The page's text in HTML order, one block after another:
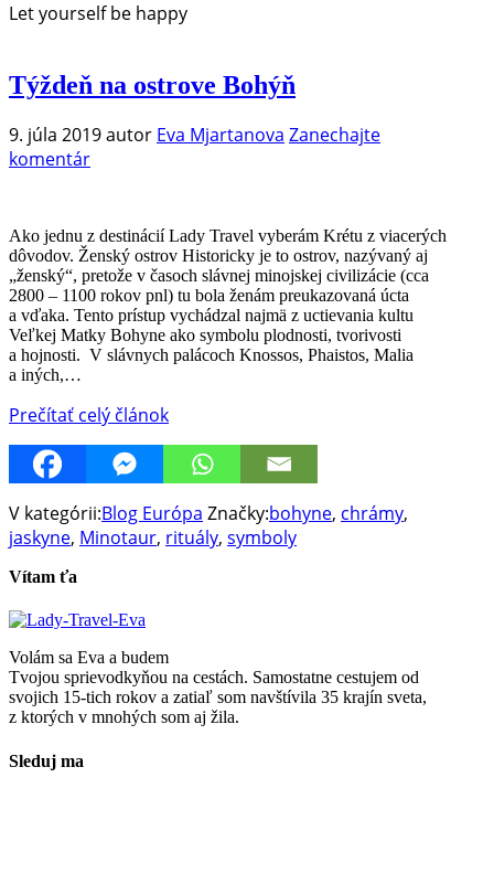
Let yourself be happy
Týždeň na ostrove Bohýň
9. júla 2019autor Eva Mjartanova Zanechajte
komentár
Ako jednu z destinácií Lady Travel vyberám Krétu z viacerých
dôvodov. Ženský ostrov Historicky je to ostrov, nazývaný aj
„ženský“, pretože v časoch slávnej minojskej civilizácie (cca
2800 – 1100 rokov pnl) tu bola ženám preukazovaná úcta
a vďaka. Tento prístup vychádzal najmä z uctievania kultu
Veľkej Matky Bohyne ako symbolu plodnosti, tvorivosti
a hojnosti. V slávnych palácoch Knossos, Phaistos, Malia
a iných,…
Prečítať celý článok
V kategórii:Blog Európa Značky:bohyne, chrámy,
jaskyne, Minotaur, rituály, symboly
Vítam ťa
Volám sa Eva a budem
Tvojou sprievodkyňou na cestách. Samostatne cestujem od
svojich 15-tich rokov a zatiaľ som navštívila 35 krajín sveta,
z ktorých v mnohých som aj žila.
Sleduj ma